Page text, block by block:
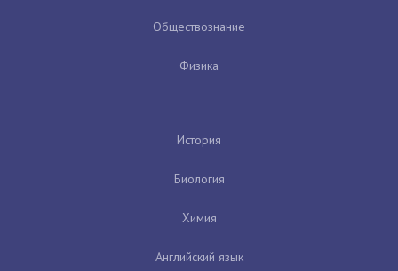
Обществознание
Физика
История
Биология
Химия
Английский язык